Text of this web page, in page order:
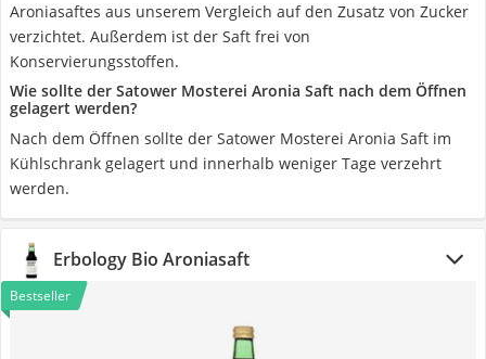
Aroniasaftes aus unserem Vergleich auf den Zusatz von Zucker
verzichtet. Außerdem ist der Saft frei von
Konservierungsstoffen.
Wie sollte der Satower Mosterei Aronia Saft nach dem Öffnen
gelagert werden?
Nach dem Öffnen sollte der Satower Mosterei Aronia Saft im
Kühlschrank gelagert und innerhalb weniger Tage verzehrt
werden.
Erbology Bio Aroniasaft
Bestseller